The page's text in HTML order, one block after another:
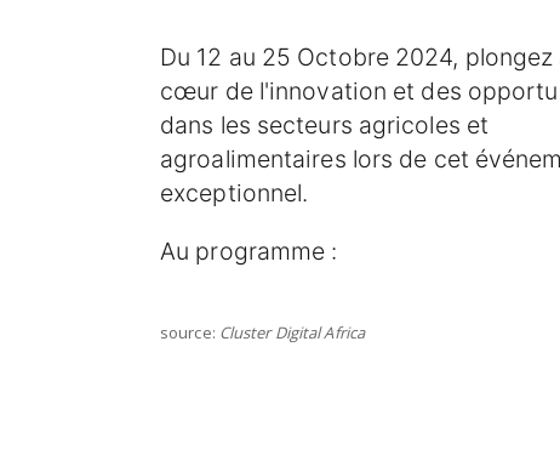
Du 12 au 25 Octobre 2024, plongez
cœur de l'innovation et des
dans les secteurs agricoles et
agroalimentaires lors de cet
exceptionnel.
Au programme :
source: Cluster Digital Africa